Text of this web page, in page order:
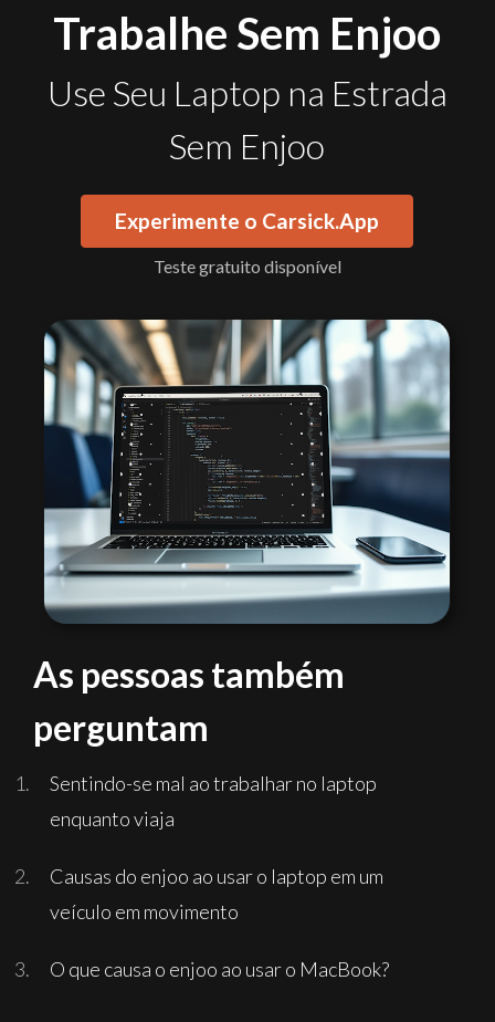
Trabalhe Sem Enjoo
Use Seu Laptop na Estrada
Sem Enjoo
Experimente o Carsick.App
Teste gratuito disponível
As pessoas também
perguntam
Sentindo-se mal ao trabalhar no laptop
enquanto viaja
Causas do enjoo ao usar o laptop em um
veículo em movimento
O que causa o enjoo ao usar o MacBook?